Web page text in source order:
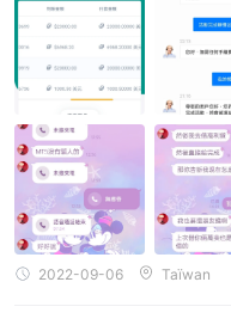
2022-09-06 Taïwan